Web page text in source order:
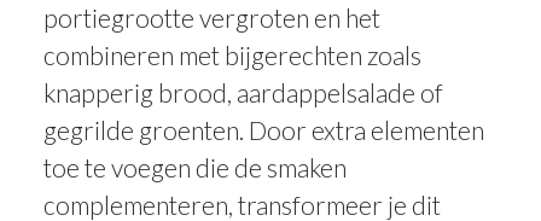
portiegrootte vergroten en het
combineren met bijgerechten zoals
knapperig brood, aardappelsalade of
gegrilde groenten. Door extra elementen
toe te voegen die de smaken
complementeren, transformeer je dit